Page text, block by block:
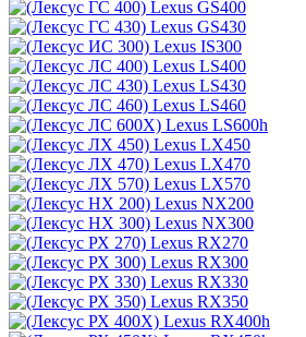
Lexus GS400
Lexus GS430
Lexus IS300
Lexus LS400
Lexus LS430
Lexus LS460
Lexus LS600h
Lexus LX450
Lexus LX470
Lexus LX570
Lexus NX200
Lexus NX300
Lexus RX270
Lexus RX300
Lexus RX330
Lexus RX350
Lexus RX400h